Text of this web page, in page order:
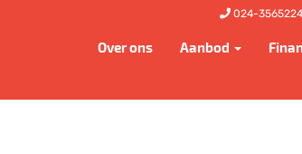
024-3565224
Over ons Aanbod